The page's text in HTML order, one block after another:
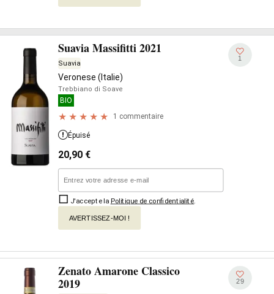
Suavia Massifitti 2021
Suavia
Veronese (Italie)
Trebbiano di Soave
BIO
1 commentaire
1
Épuisé
20,90 €
J'accepte la Politique de confidentialité
AVERTISSEZ-MOI !
Zenato Amarone Classico
2019
29